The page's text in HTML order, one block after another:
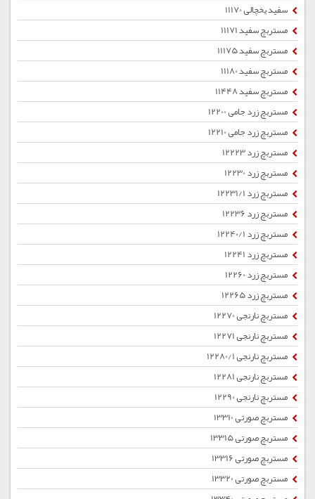
سفید یخچالی 11170
مستربچ سفید 11171
مستربچ سفید 11175
مستربچ سفید 11180
مستربچ سفید 11448
مستربچ زرد جامی 12200
مستربچ زرد جامی 12210
مستربچ زرد 12223
مستربچ زرد 12230
مستربچ زرد 12231/1
مستربچ زرد 12236
مستربچ زرد 12240/1
مستربچ زرد 12241
مستربچ زرد 12260
مستربچ زرد 12265
مستربچ نارنجی 12270
مستربچ نارنجی 12271
مستربچ نارنجی 12280/1
مستربچ نارنجی 12281
مستربچ نارنجی 12290
مستربچ صورتی 13310
مستربچ صورتی 13315
مستربچ صورتی 13316
مستربچ صورتی 13320